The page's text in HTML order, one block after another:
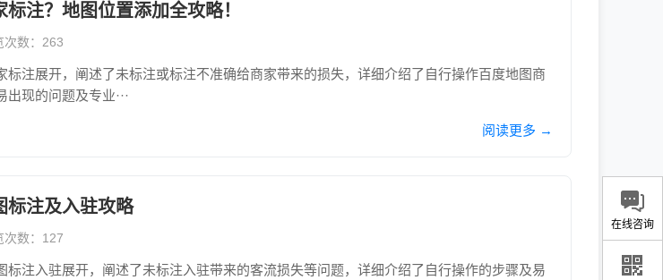
注？地图位置添加全攻略！
次数：263
标注展开，阐述了未标注或标注不准确给商家带来的损失，详细介绍了自行操作百度地图商
现的问题及专业···
阅读更多 →
标注及入驻攻略
次数：127
标注入驻展开，阐述了未标注入驻带来的客流损失等问题，详细介绍了自行操作的步骤及易
在线咨询